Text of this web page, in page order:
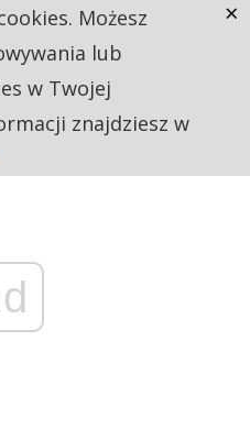
Możesz
lub
w Twojej
znajdziesz w
×